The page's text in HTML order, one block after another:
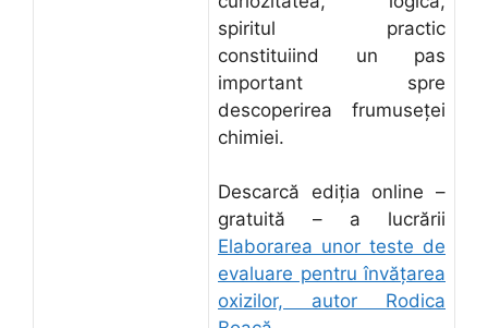
spiritul practic
constituiind un pas
important spre
descoperirea frumuseţei
chimiei.
Descarcă ediţia online –
gratuită – a lucrării
Elaborarea unor teste de
evaluare pentru învăţarea
oxizilor, autor Rodica